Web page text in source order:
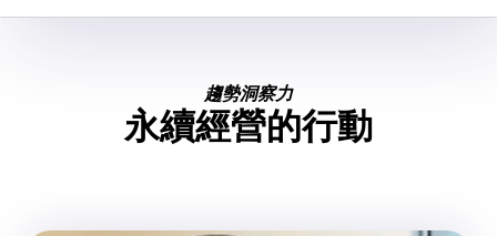
趨勢洞察力
永續經營的行動